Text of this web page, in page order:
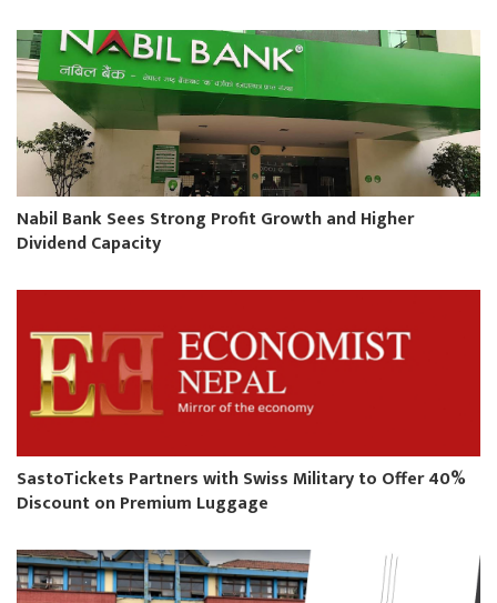
Nabil Bank Sees Strong Profit Growth and Higher
Dividend Capacity
SastoTickets Partners with Swiss Military to Offer 40%
Discount on Premium Luggage